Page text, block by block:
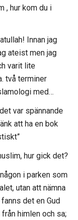
, hur kom du i
Innan jag
ateist men jag
varit lite
två terminer
med…
var spännande
att ha en bok
hur gick det?
i parken som
utan att nämna
det en Gud
himlen och sa;